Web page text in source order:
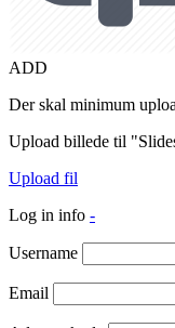
ADD
Der skal minimum
Upload billede til
Upload fil
Log in info -
Username
Email